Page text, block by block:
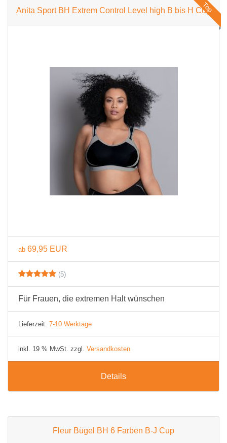
Top
Anita Sport BH Extrem Control Level high B bis H Cup
ab 69,95 EUR
(5)
Für Frauen, die extremen Halt wünschen
Lieferzeit: 7-10 Werktage
inkl. 19 % MwSt. zzgl. Versandkosten
Details
Fleur Bügel BH 6 Farben B-J Cup